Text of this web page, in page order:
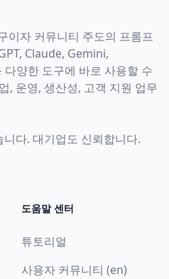
이자 커뮤니티 주도의 프롬프
Claude, Gemini,
양한 도구에 바로 사용할 수
, 운영, 생산성, 고객 지원 업무
다. 대기업도 신뢰합니다.
도움말 센터
튜토리얼
사용자 커뮤니티 (en)